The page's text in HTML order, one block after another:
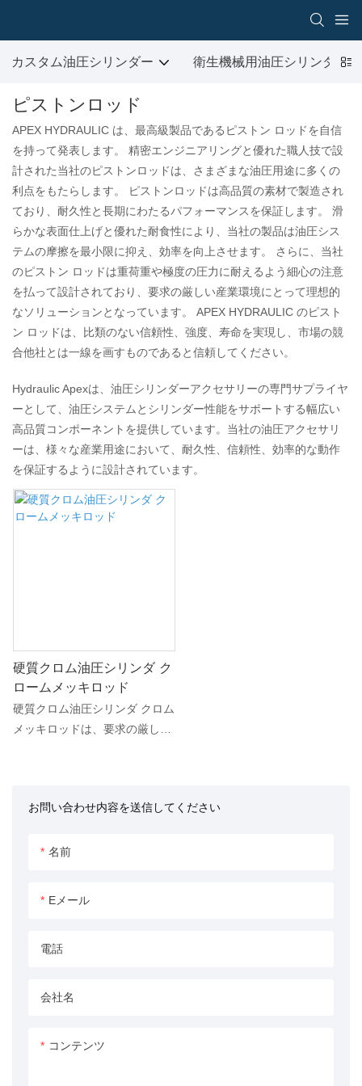
カスタム油圧シリンダー 衛生機械用油圧シリンダ
ピストンロッド
APEX HYDRAULIC は、最高級製品であるピストン ロッドを自信
を持って発表します。 精密エンジニアリングと優れた職人技で設
計された当社のピストンロッドは、さまざまな油圧用途に多くの
利点をもたらします。 ピストンロッドは高品質の素材で製造され
ており、耐久性と長期にわたるパフォーマンスを保証します。 滑
らかな表面仕上げと優れた耐食性により、当社の製品は油圧シス
テムの摩擦を最小限に抑え、効率を向上させます。 さらに、当社
のピストン ロッドは重荷重や極度の圧力に耐えるよう細心の注意
を払って設計されており、要求の厳しい産業環境にとって理想的
なソリューションとなっています。 APEX HYDRAULIC のピスト
ン ロッドは、比類のない信頼性、強度、寿命を実現し、市場の競
合他社とは一線を画すものであると信頼してください。
Hydraulic Apexは、油圧シリンダーアクセサリーの専門サプライヤ
ーとして、油圧システムとシリンダー性能をサポートする幅広い
高品質コンポーネントを提供しています。当社の油圧アクセサリ
ーは、様々な産業用途において、耐久性、信頼性、効率的な動作
を保証するように設計されています。
お問い合わせ内容を送信してください
名前
Eメール
電話
会社名
コンテンツ
硬質クロム油圧シリンダ ク
ロームメッキロッド
硬質クロム油圧シリンダ クロム
メッキロッドは、要求の厳しい
ッキを施したこの油圧ロッド
設計されており、長寿命を保証